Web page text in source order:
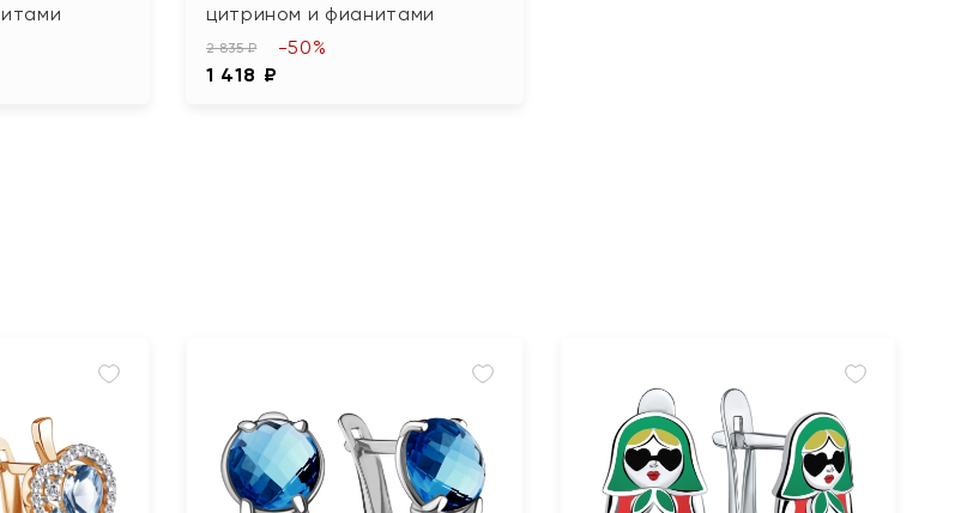
цитрином и фианитами
2 835 ₽
1 418 ₽
-50%